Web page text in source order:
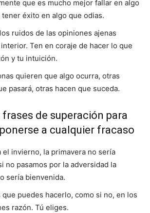
que es mucho mejor fallar en algo
tener éxito en algo que odias.
ruidos de las opiniones ajenas
Ten en coraje de hacer lo que
y tu intuición.
quieren que algo ocurra, otras
pasará, otras hacen que suceda.
frases de superación para
a cualquier fracaso
el invierno, la primavera no sería
no pasamos por la adversidad la
sería bienvenida.
puedes hacerlo, como si no, en los
razón. Tú eliges.